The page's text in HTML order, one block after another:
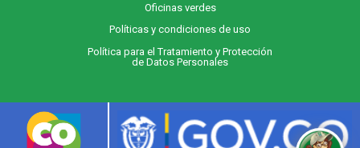
Oficinas verdes
Políticas y condiciones de uso
Política para el Tratamiento y Protección
de Datos Personales